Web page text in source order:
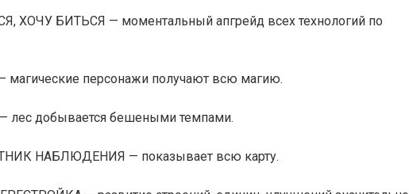
ХОЧУ БИТЬСЯ — моментальный апгрейд всех технологий по
персонажи получают всю магию.
добывается бешеными темпами.
НАБЛЮДЕНИЯ — показывает всю карту.